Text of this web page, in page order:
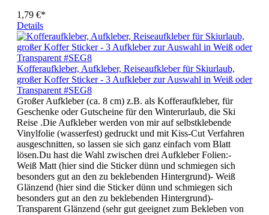
1,79 €*
Details
Kofferaufkleber, Aufkleber, Reiseaufkleber für Skiurlaub,
großer Koffer Sticker - 3 Aufkleber zur Auswahl in Weiß oder
Transparent #SEG8
Großer Aufkleber (ca. 8 cm) z.B. als Kofferaufkleber, für
Geschenke oder Gutscheine für den Winterurlaub, die Ski
Reise .Die Aufkleber werden von mir auf selbstklebende
Vinylfolie (wasserfest) gedruckt und mit Kiss-Cut Verfahren
ausgeschnitten, so lassen sie sich ganz einfach vom Blatt
lösen.Du hast die Wahl zwischen drei Aufkleber Folien:-
Weiß Matt (hier sind die Sticker dünn und schmiegen sich
besonders gut an den zu beklebenden Hintergrund)- Weiß
Glänzend (hier sind die Sticker dünn und schmiegen sich
besonders gut an den zu beklebenden Hintergrund)-
Transparent Glänzend (sehr gut geeignet zum Bekleben von